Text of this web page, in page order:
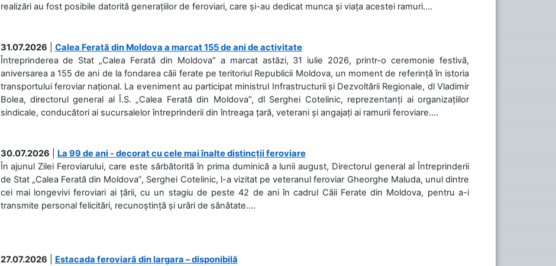
realizări au fost posibile datorită generațiilor de feroviari, care și-au dedicat munca și viața acestei ramuri....
31.07.2026
Calea Ferată din Moldova a marcat 155 de ani de activitate
Întreprinderea de Stat „Calea Ferată din Moldova” a marcat astăzi, 31 iulie 2026, printr-o ceremonie festivă,
aniversarea a 155 de ani de la fondarea căii ferate pe teritoriul Republicii Moldova, un moment de referință în istoria
transportului feroviar național. La eveniment au participat ministrul Infrastructurii și Dezvoltării Regionale, dl Vladimir
Bolea, directorul general al Î.S. „Calea Ferată din Moldova”, dl Serghei Cotelinic, reprezentanți ai organizațiilor
sindicale, conducători ai sucursalelor întreprinderii din întreaga țară, veterani și angajați ai ramurii feroviare....
30.07.2026
La 99 de ani - decorat cu cele mai înalte distincții feroviare
În ajunul Zilei Feroviarului, care este sărbătorită în prima duminică a lunii august, Directorul general al Întreprinderii
de Stat „Calea Ferată din Moldova”, Serghei Cotelinic, l-a vizitat pe veteranul feroviar Gheorghe Maluda, unul dintre
cei mai longevivi feroviari ai țării, cu un stagiu de peste 42 de ani în cadrul Căii Ferate din Moldova, pentru a-i
transmite personal felicitări, recunoștință și urări de sănătate....
27.07.2026
Estacada feroviară din Iargara – disponibilă